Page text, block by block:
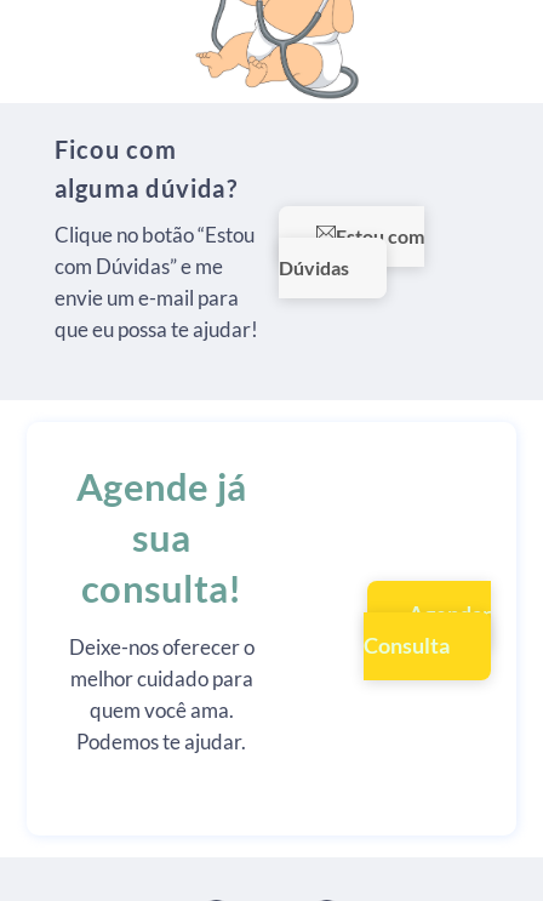
Ficou com
alguma dúvida?
Clique no botão “Estou
com Dúvidas” e me
envie um e-mail para
que eu possa te ajudar!
Estou com
Dúvidas
Agende já
sua
consulta!
Deixe-nos oferecer o
melhor cuidado para
quem você ama.
Podemos te ajudar.
Agendar
Consulta